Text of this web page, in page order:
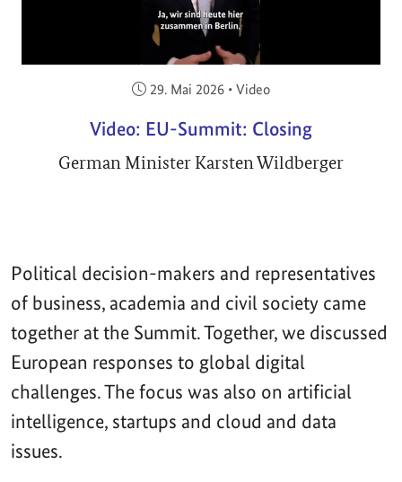
Veröffentlicht am:
29. Mai 2026 • Video
Video: EU-Summit: Closing
German Minister Karsten Wildberger
Political decision-makers and representatives
of business, academia and civil society came
together at the Summit. Together, we discussed
European responses to global digital
challenges. The focus was also on artificial
intelligence, startups and cloud and data
issues.